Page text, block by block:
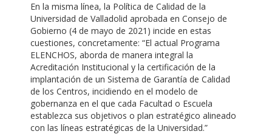
En la misma línea, la Política de Calidad de la
Universidad de Valladolid aprobada en Consejo de
Gobierno (4 de mayo de 2021) incide en estas
cuestiones, concretamente: “El actual Programa
ELENCHOS, aborda de manera integral la
Acreditación Institucional y la certificación de la
implantación de un Sistema de Garantía de Calidad
de los Centros, incidiendo en el modelo de
gobernanza en el que cada Facultad o Escuela
establezca sus objetivos o plan estratégico alineado
con las líneas estratégicas de la Universidad.”